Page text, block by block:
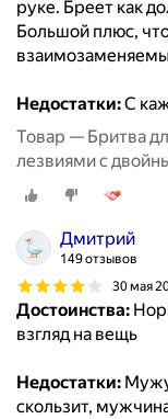
руке. Бреет как
Большой плюс,
Недостатки:С
Товар — Бритва
лезвиями с
Дмитрий
149 отзывов
30 мая
Достоинства:
взгляд на вещь
Недостатки:
скользит,